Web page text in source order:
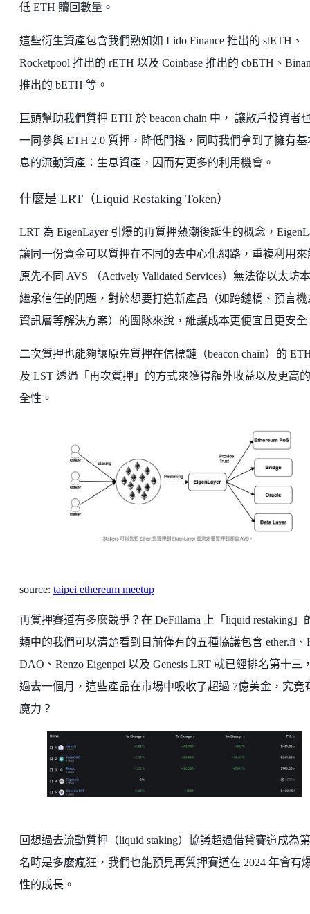
低 ETH 贖回數量。
這些衍生資產包含我們熟知如 Lido Finance 推出的 stETH、
Rocketpool 推出的 rETH 以及 Coinbase 推出的 cbETH、
推出的 bETH 等。
巨頭幫助我們質押 ETH 於 beacon chain 中， 讓散戶投資者
一同參與 ETH 2.0 質押，降低門檻，同時我們拿到了擁有基
息的流動資產：生息資產，因而有更多的利用機會。
什麼是 LRT（Liquid Restaking Token）
LRT 為 EigenLayer 引爆的再質押熱潮後誕生的概念，
讓同一份資金可以質押在不同的去中心化網路，重複利用來
原先不同 AVS （Actively Validated Services）無法從以太坊
繼承信任的問題，對於想要打造新產品（如跨鏈橋、預言機
資訊層等解決方案）的團隊來說，維護成本更便宜且更安全
二次質押也能夠讓原先質押在信標鏈（beacon chain）的
及 LST 透過「再次質押」的方式來獲得額外收益以及更高
全性。
source: taipei ethereum meetup
再質押賽道有多麼競爭？在 DeFillama 上「liquid restaking」
類中的我們可以清楚看到目前僅有的五種協議包含 ether.fi、
DAO、Renzo Eigenpei 以及 Genesis LRT 就已經排名第十三
過去一個月，這些產品在市場中吸收了超過 7億美金，究竟
魔力？
回想過去流動質押（liquid staking）協議超過借貸賽道成為
名時是多麽瘋狂，我們也能預見再質押賽道在 2024 年會有
性的成長。